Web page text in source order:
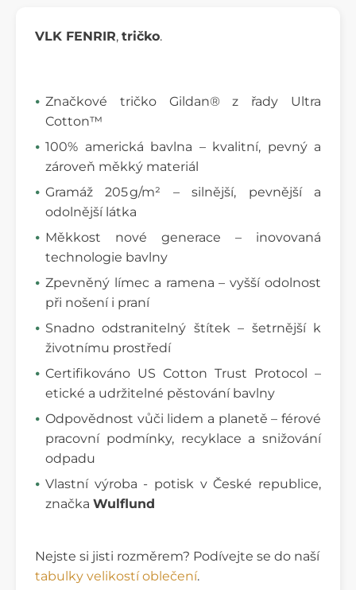
VLK FENRIR, tričko.
Značkové tričko Gildan® z řady Ultra
Cotton™
100% americká bavlna – kvalitní, pevný a
zároveň měkký materiál
Gramáž 205 g/m² – silnější, pevnější a
odolnější látka
Měkkost nové generace – inovovaná
technologie bavlny
Zpevněný límec a ramena – vyšší odolnost
při nošení i praní
Snadno odstranitelný štítek – šetrnější k
životnímu prostředí
Certifikováno US Cotton Trust Protocol –
etické a udržitelné pěstování bavlny
Odpovědnost vůči lidem a planetě – férové
pracovní podmínky, recyklace a snižování
odpadu
Vlastní výroba - potisk v České republice,
značka Wulflund
Nejste si jisti rozměrem? Podívejte se do naší
tabulky velikostí oblečení.